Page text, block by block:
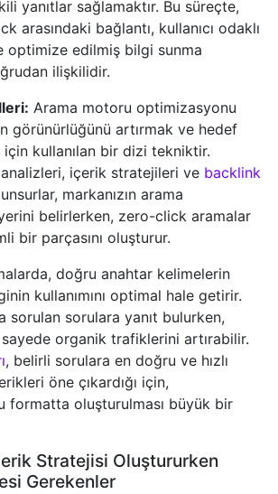
yanıtlar sağlamaktır. Bu süreçte,
arasındaki bağlantı, kullanıcı odaklı
optimize edilmiş bilgi sunma
ilişkilidir.
Arama motoru optimizasyonu
görünürlüğünü artırmak ve hedef
kullanılan bir dizi tekniktir.
içerik stratejileri ve backlink
markanızın arama
belirlerken, zero-click aramalar
bir parçasını oluşturur.
doğru anahtar kelimelerin
kullanımını optimal hale getirir.
sorulan sorulara yanıt bulurken,
organik trafiklerini artırabilir.
, belirli sorulara en doğru ve hızlı
öne çıkardığı için,
formatta oluşturulması büyük bir
Stratejisi Oluştururken
Gerekenler